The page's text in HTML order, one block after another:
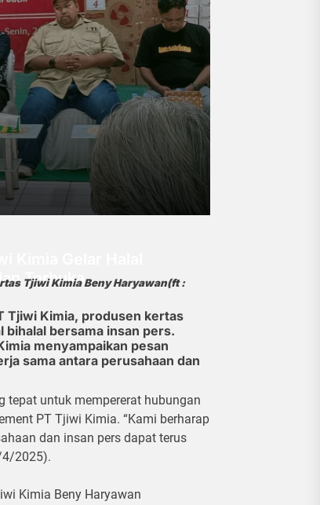
Kimia Gelar Halal
Terbuka
Tjiwi Kimia Beny Haryawan(ft :
Tjiwi Kimia, produsen kertas
bersama insan pers.
menyampaikan pesan
sama antara perusahaan dan
tepat untuk mempererat hubungan
PT Tjiwi Kimia. “Kami berharap
dan insan pers dapat terus
4/2025).
Kimia Beny Haryawan